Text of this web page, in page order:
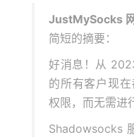
JustMySocks
简短的摘要：
好消息！从
的所有客户现
权限，而无需进
Shadowsocks